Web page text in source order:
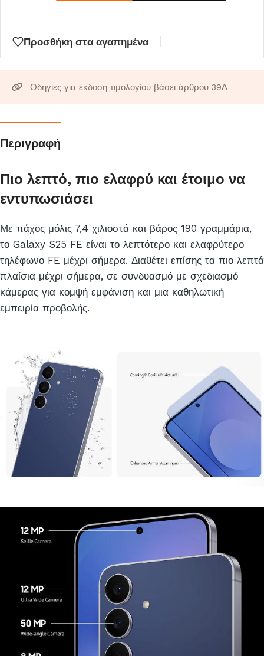
αναμονής
αυτό
Προσθήκη στα αγαπημένα
Οδηγίες για έκδοση τιμολογίου βάσει άρθρου 39Α
Περιγραφή
Πιο λεπτό, πιο ελαφρύ και έτοιμο να
εντυπωσιάσει
Με πάχος μόλις 7,4 χιλιοστά και βάρος 190 γραμμάρια,
το Galaxy S25 FE είναι το λεπτότερο και ελαφρύτερο
τηλέφωνο FE μέχρι σήμερα. Διαθέτει επίσης τα πιο λεπτά
πλαίσια μέχρι σήμερα, σε συνδυασμό με σχεδιασμό
κάμερας για κομψή εμφάνιση και μια καθηλωτική
εμπειρία προβολής.